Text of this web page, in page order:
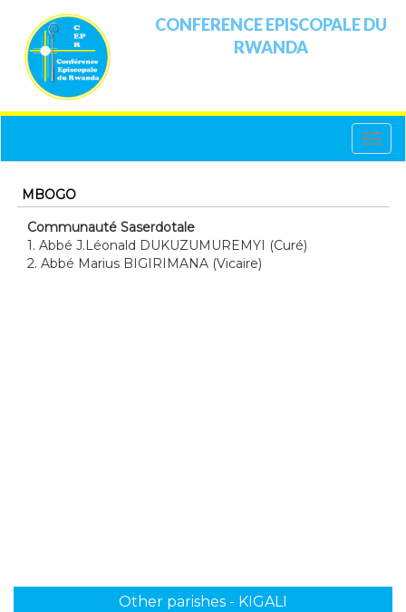
CONFERENCE EPISCOPALE DU
RWANDA
Toggle
MBOGO
Communauté Saserdotale
1. Abbé J.Léonald DUKUZUMUREMYI (Curé)
2. Abbé Marius BIGIRIMANA (Vicaire)
Other parishes - KIGALI